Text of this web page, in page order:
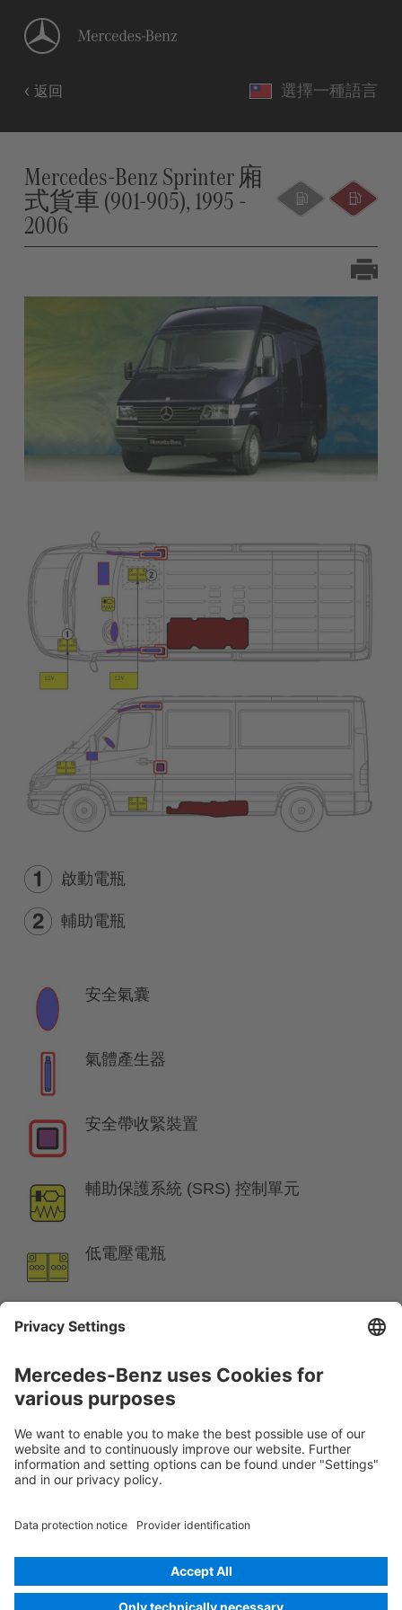
返回 選擇一種語言
Mercedes-Benz Sprinter 廂
式貨車 (901-905), 1995 -
2006
啟動電瓶
輔助電瓶
安全氣囊
氣體產生器
安全帶收緊裝置
輔助保護系統 (SRS) 控制單元
低電壓電瓶
汽油 燃油箱
提醒:詳細訊息請參考救援指南。
版本 07/2026
© 2026Mercedes-Benz AG